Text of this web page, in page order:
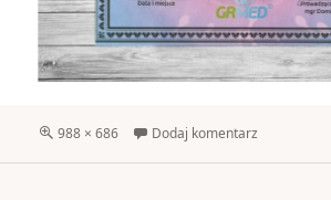
Pełny
988 × 686 Dodaj komentarz